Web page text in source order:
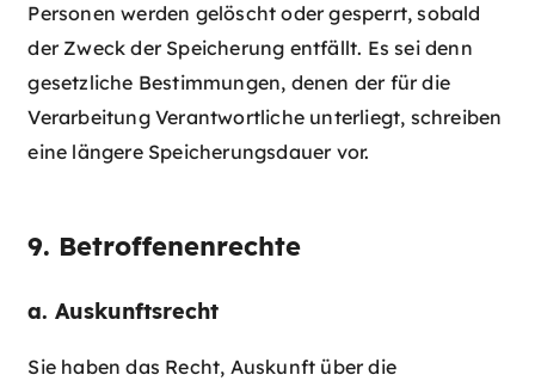
Personen werden gelöscht oder gesperrt, sobald
der Zweck der Speicherung entfällt. Es sei denn
gesetzliche Bestimmungen, denen der für die
Verarbeitung Verantwortliche unterliegt, schreiben
eine längere Speicherungsdauer vor.
9. Betroffenenrechte
a. Auskunftsrecht
Sie haben das Recht, Auskunft über die